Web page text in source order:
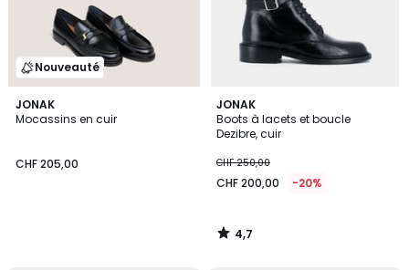
Nouveauté
JONAK
Mocassins en cuir
CHF 205,00
JONAK
Boots à lacets et boucle
Dezibre, cuir
CHF 250,00
CHF 200,00 -20%
4,7
/ 5
4,7
/